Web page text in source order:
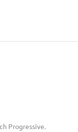
Progressive.